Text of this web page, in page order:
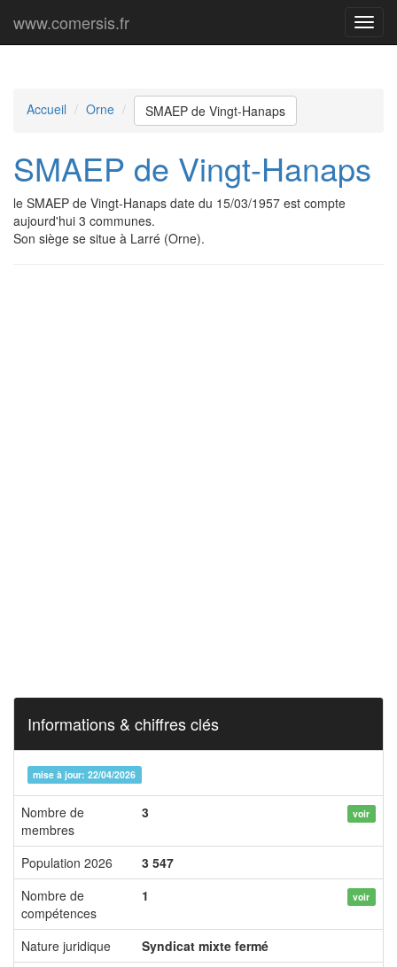
Menu
www.comersis.fr
Accueil Orne SMAEP de Vingt-Hanaps
SMAEP de Vingt-Hanaps
le SMAEP de Vingt-Hanaps date du 15/03/1957 est compte
aujourd'hui 3 communes.
Son siège se situe à Larré (Orne).
Informations & chiffres clés
mise à jour: 22/04/2026
Nombre de
membres
3 voir
Population 2026
3 547
Nombre de
compétences
1 voir
Nature juridique
Syndicat mixte fermé